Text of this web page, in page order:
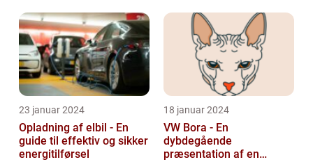
23 januar 2024
Opladning af elbil - En
guide til effektiv og sikker
energitilførsel
18 januar 2024
VW Bora - En
dybdegående
præsentation af en